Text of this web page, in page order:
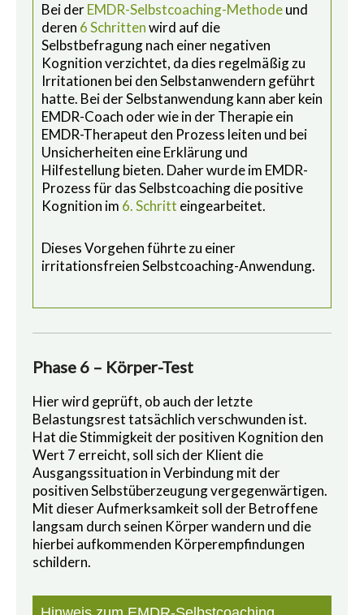
Bei derEMDR-Selbstcoaching-Methodeund
deren 6 Schrittenwird auf die
Selbstbefragung nach einer negativen
Kognition verzichtet, da dies regelmäßig zu
Irritationen bei den Selbstanwendern geführt
hatte. Bei der Selbstanwendung kann aber kein
EMDR-Coach oder wie in der Therapie ein
EMDR-Therapeut den Prozess leiten und bei
Unsicherheiten eine Erklärung und
Hilfestellung bieten. Daher wurde im EMDR-
Prozess für das Selbstcoaching die positive
Kognition im 6. Schritt eingearbeitet.
Dieses Vorgehen führte zu einer
irritationsfreien Selbstcoaching-Anwendung.
Phase 6 – Körper-Test
Hier wird geprüft, ob auch der letzte
Belastungsrest tatsächlich verschwunden ist.
Hat die Stimmigkeit der positiven Kognition den
Wert 7 erreicht, soll sich der Klient die
Ausgangssituation in Verbindung mit der
positiven Selbstüberzeugung vergegenwärtigen.
Mit dieser Aufmerksamkeit soll der Betroffene
langsam durch seinen Körper wandern und die
hierbei aufkommenden Körperempfindungen
schildern.